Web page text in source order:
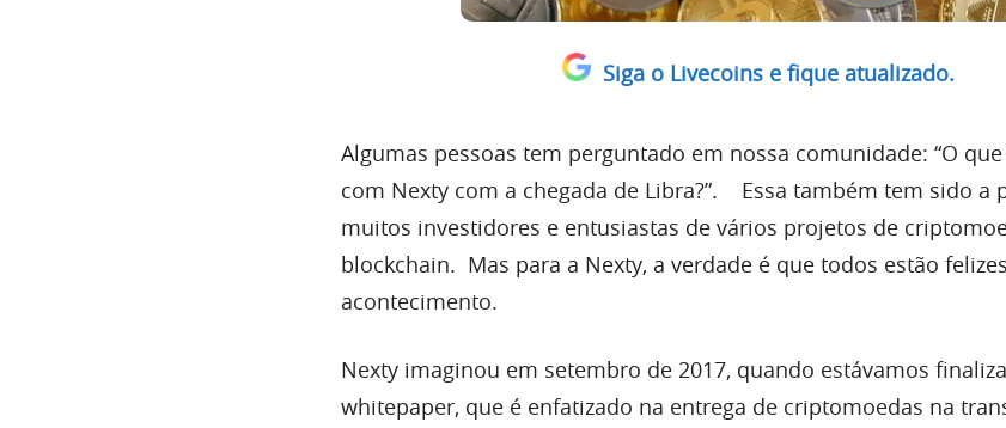
Siga o Livecoins e fique atualizado.
Algumas pessoas tem perguntado em nossa comunidade: “O
com Nexty com a chegada de Libra?”. Essa também tem sido a
muitos investidores e entusiastas de vários projetos de
blockchain. Mas para a Nexty, a verdade é que todos estão
acontecimento.
Nexty imaginou em setembro de 2017, quando estávamos
whitepaper, que é enfatizado na entrega de criptomoedas na